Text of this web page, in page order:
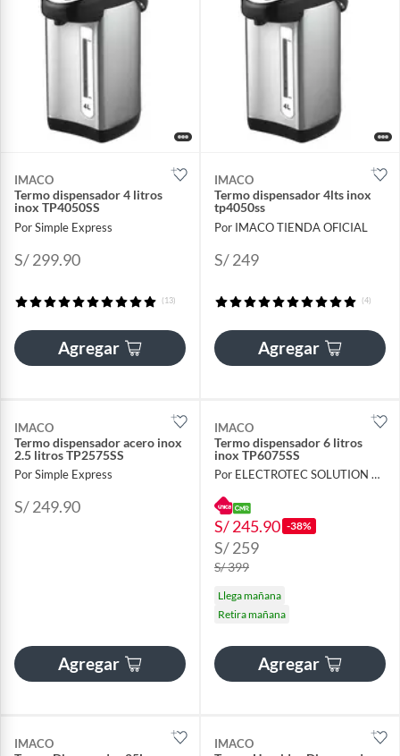
IMACO
Termo dispensador 4 litros
inox TP4050SS
Por Simple Express
S/ 299.90
(13)
Agregar
IMACO
Termo dispensador 4lts inox
tp4050ss
Por IMACO TIENDA OFICIAL
S/ 249
(4)
Agregar
IMACO
Termo dispensador acero inox
2.5 litros TP2575SS
Por Simple Express
S/ 249.90
Agregar
IMACO
Termo dispensador 6 litros
inox TP6075SS
Por ELECTROTEC SOLUTION DA
S/ 245.90 -38%
S/ 259
S/ 399
Llega mañana
Retira mañana
Agregar
IMACO IMACO